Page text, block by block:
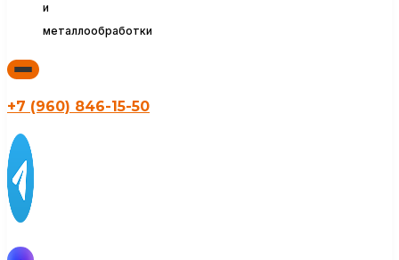
и
металлообработки
+7 (960) 846-15-50